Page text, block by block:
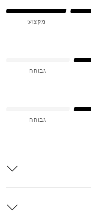
מקצועי
גבוהה
גבוהה